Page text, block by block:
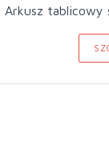
Arkusz tablicowy